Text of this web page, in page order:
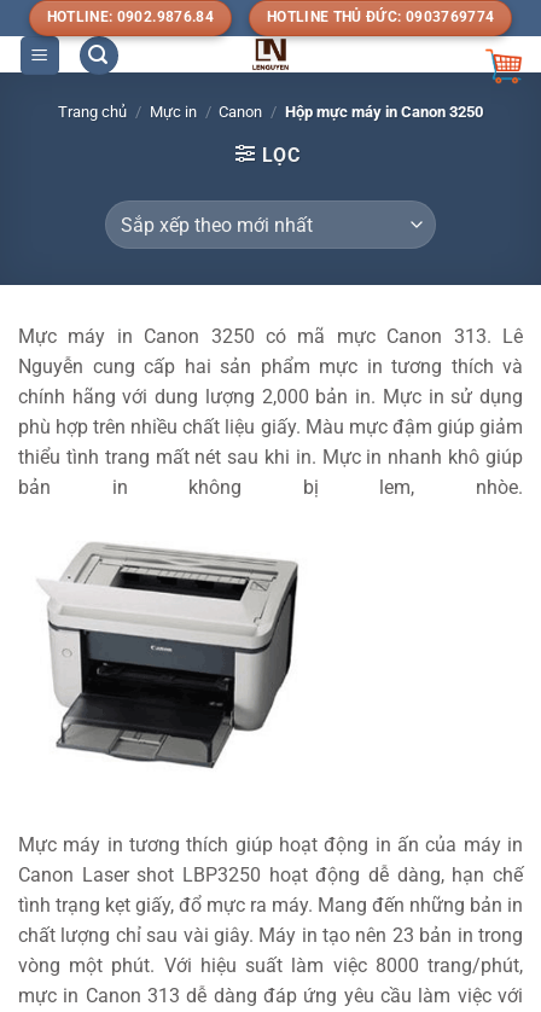
qua
nội
HOTLINE: 0902.9876.84 HOTLINE THỦ ĐỨC: 0903769774
Trang chủ / Mực in / Canon / Hộp mực máy in Canon 3250
LỌC
Mực máy in Canon 3250 có mã mực Canon 313. Lê
Nguyễn cung cấp hai sản phẩm mực in tương thích và
chính hãng với dung lượng 2,000 bản in. Mực in sử dụng
phù hợp trên nhiều chất liệu giấy. Màu mực đậm giúp giảm
thiểu tình trang mất nét sau khi in. Mực in nhanh khô giúp
bản in không bị lem, nhòe.
Mực máy in tương thích giúp hoạt động in ấn của máy in
Canon Laser shot LBP3250 hoạt động dễ dàng, hạn chế
tình trạng kẹt giấy, đổ mực ra máy. Mang đến những bản in
chất lượng chỉ sau vài giây. Máy in tạo nên 23 bản in trong
vòng một phút. Với hiệu suất làm việc 8000 trang/phút,
mực in Canon 313 dễ dàng đáp ứng yêu cầu làm việc với